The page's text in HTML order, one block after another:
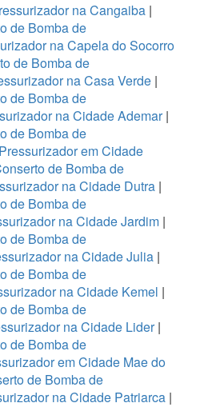
na Cangaiba|
de Bomba de
na Capela do Socorro
de Bomba de
na Casa Verde|
de Bomba de
na Cidade Ademar|
de Bomba de
em Cidade
de Bomba de
na Cidade Dutra |
de Bomba de
na Cidade Jardim|
de Bomba de
na Cidade Julia |
de Bomba de
na Cidade Kemel |
de Bomba de
na Cidade Lider|
de Bomba de
em Cidade Mae do
de Bomba de
na Cidade Patriarca|